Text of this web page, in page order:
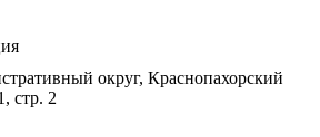
округ, Краснопахорский
стр. 2